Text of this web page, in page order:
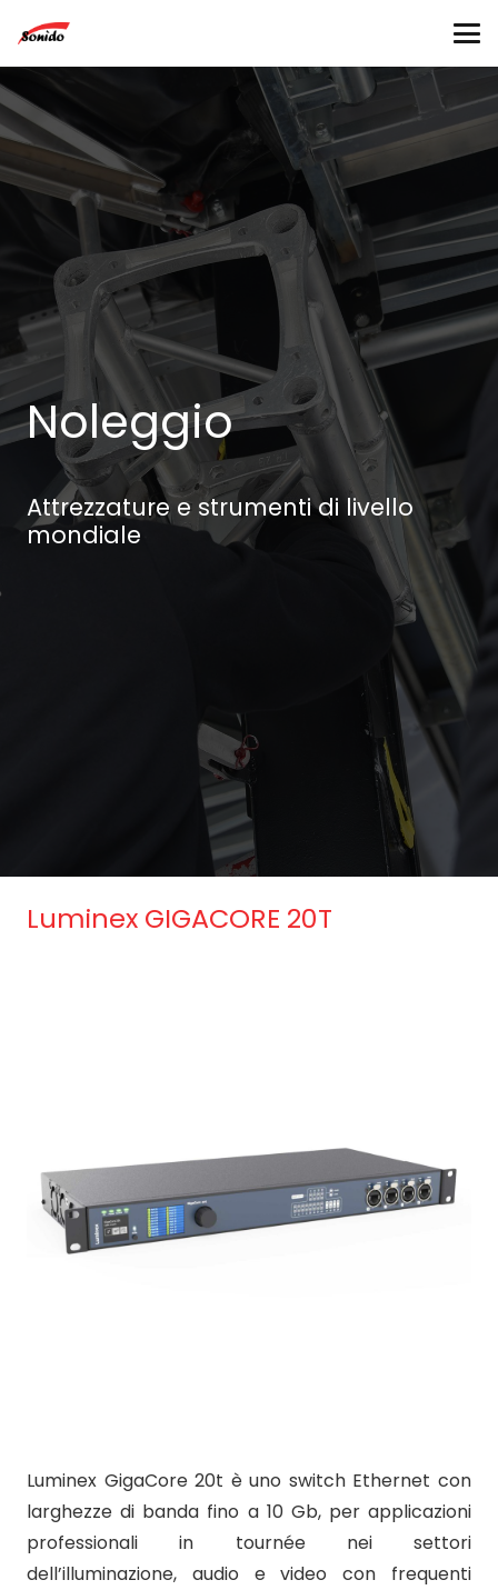
Noleggio
Attrezzature e strumenti di livello
mondiale
Luminex GIGACORE 20T
Luminex GigaCore 20t è uno switch Ethernet con
larghezze di banda fino a 10 Gb, per applicazioni
professionali in tournée nei settori
dell’illuminazione, audio e video con frequenti